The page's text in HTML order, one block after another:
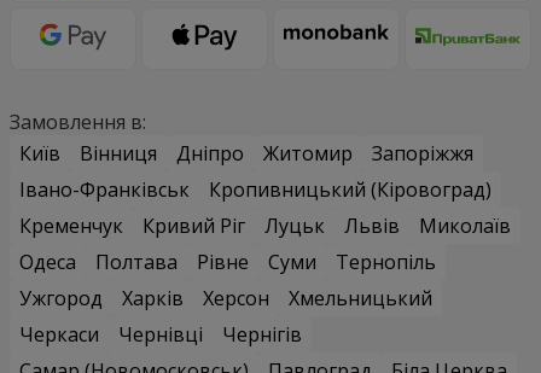
Замовлення в:
Київ
Вінниця Дніпро Житомир
Запоріжжя
Івано-Франківськ
Кропивницький (Кіровоград)
Кременчук
Кривий Ріг Луцьк Львів
Миколаїв
Одеса
Полтава Рівне Суми
Тернопіль
Ужгород
Харків Херсон
Хмельницький
Черкаси
Чернівці
Чернігів